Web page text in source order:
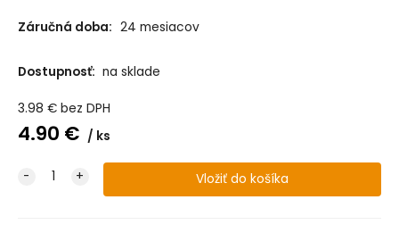
Záručná doba: 24 mesiacov
Dostupnosť: na sklade
3.98 € bez DPH
4.90 € ks